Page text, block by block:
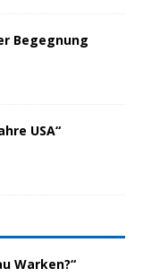
Begegnung
USA“
Warken?“